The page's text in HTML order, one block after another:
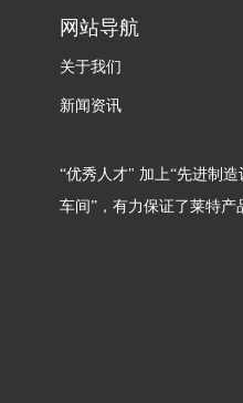
网站导航
关于我们
新闻资讯
“优秀人才" 加上“先进制
车间”，有力保证了莱特产